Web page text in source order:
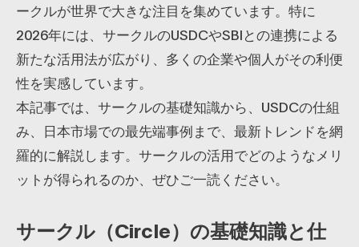
ークルが世界で大きな注目を集めています。特に
2026年には、サークルのUSDCやSBIとの連携による
新たな活用法が広がり、多くの企業や個人がその利便
性を実感しています。
本記事では、サークルの基礎知識から、USDCの仕組
み、日本市場での最先端事例まで、最新トレンドを網
羅的に解説します。サークルの活用でどのようなメリ
ットが得られるのか、ぜひご一読ください。
サークル（Circle）の基礎知識と仕